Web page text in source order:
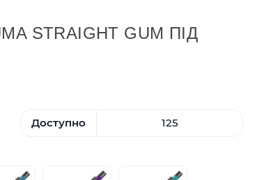
STRAIGHT GUM ПІД
Доступно 125